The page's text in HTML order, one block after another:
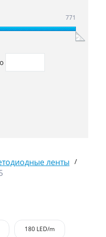
771
ленты /
180 LED/m